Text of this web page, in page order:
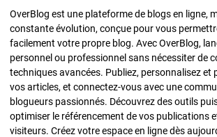
OverBlog est une plateforme de blogs en ligne,
constante évolution, conçue pour vous
facilement votre propre blog. Avec OverBlog,
personnel ou professionnel sans nécessiter de
techniques avancées. Publiez, personnalisez et
vos articles, et connectez-vous avec une
blogueurs passionnés. Découvrez des outils
optimiser le référencement de vos publications
visiteurs. Créez votre espace en ligne dès